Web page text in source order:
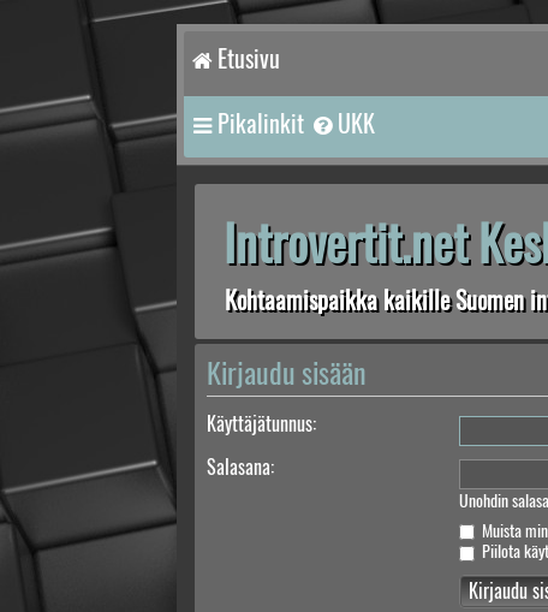
Etusivu
Pikalinkit UKK
Introvertit.net
Kohtaamispaikka kaikille Suomen
Kirjaudu sisään
Käyttäjätunnus:
Salasana:
Unohdin
Muista
Piilota